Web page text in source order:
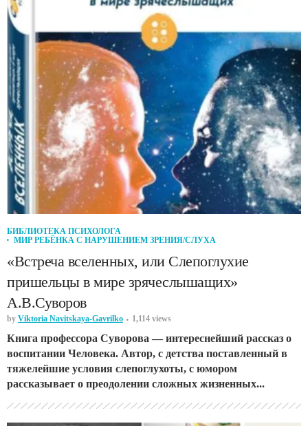
БИБЛИОТЕКА ПСИХОЛОГА
МИР РЕБЁНКА С НАРУШЕНИЕМ ЗРЕНИЯ/СЛУХА
«Встреча вселенных, или Слепоглухие
пришельцы в мире зрячеслышащих»
А.В.Суворов
by Viktoria Navitskaya-Gavrilko 1,114 views
Книга профессора Суворова — интереснейший рассказ о
воспитании Человека. Автор, с детства поставленный в
тяжелейшие условия слепоглухоты, с юмором
рассказывает о преодолении сложных жизненных...